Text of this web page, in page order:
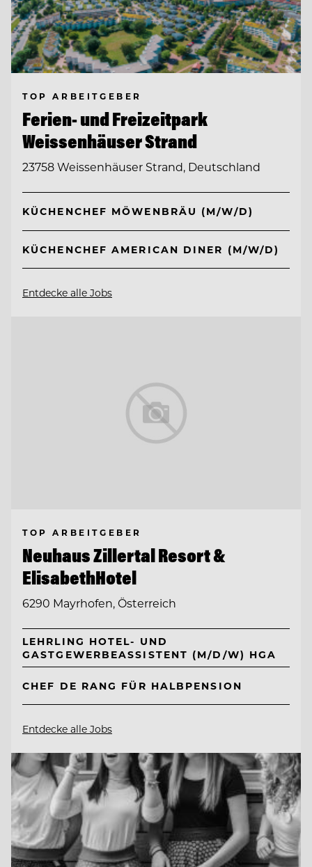
TOP ARBEITGEBER
Ferien- und Freizeitpark
Weissenhäuser Strand
23758 Weissenhäuser Strand, Deutschland
KÜCHENCHEF MÖWENBRÄU (M/W/D)
KÜCHENCHEF AMERICAN DINER (M/W/D)
Entdecke alle Jobs
TOP ARBEITGEBER
Neuhaus Zillertal Resort &
ElisabethHotel
6290 Mayrhofen, Österreich
LEHRLING HOTEL- UND
GASTGEWERBEASSISTENT (M/D/W) HGA
CHEF DE RANG FÜR HALBPENSION
Entdecke alle Jobs